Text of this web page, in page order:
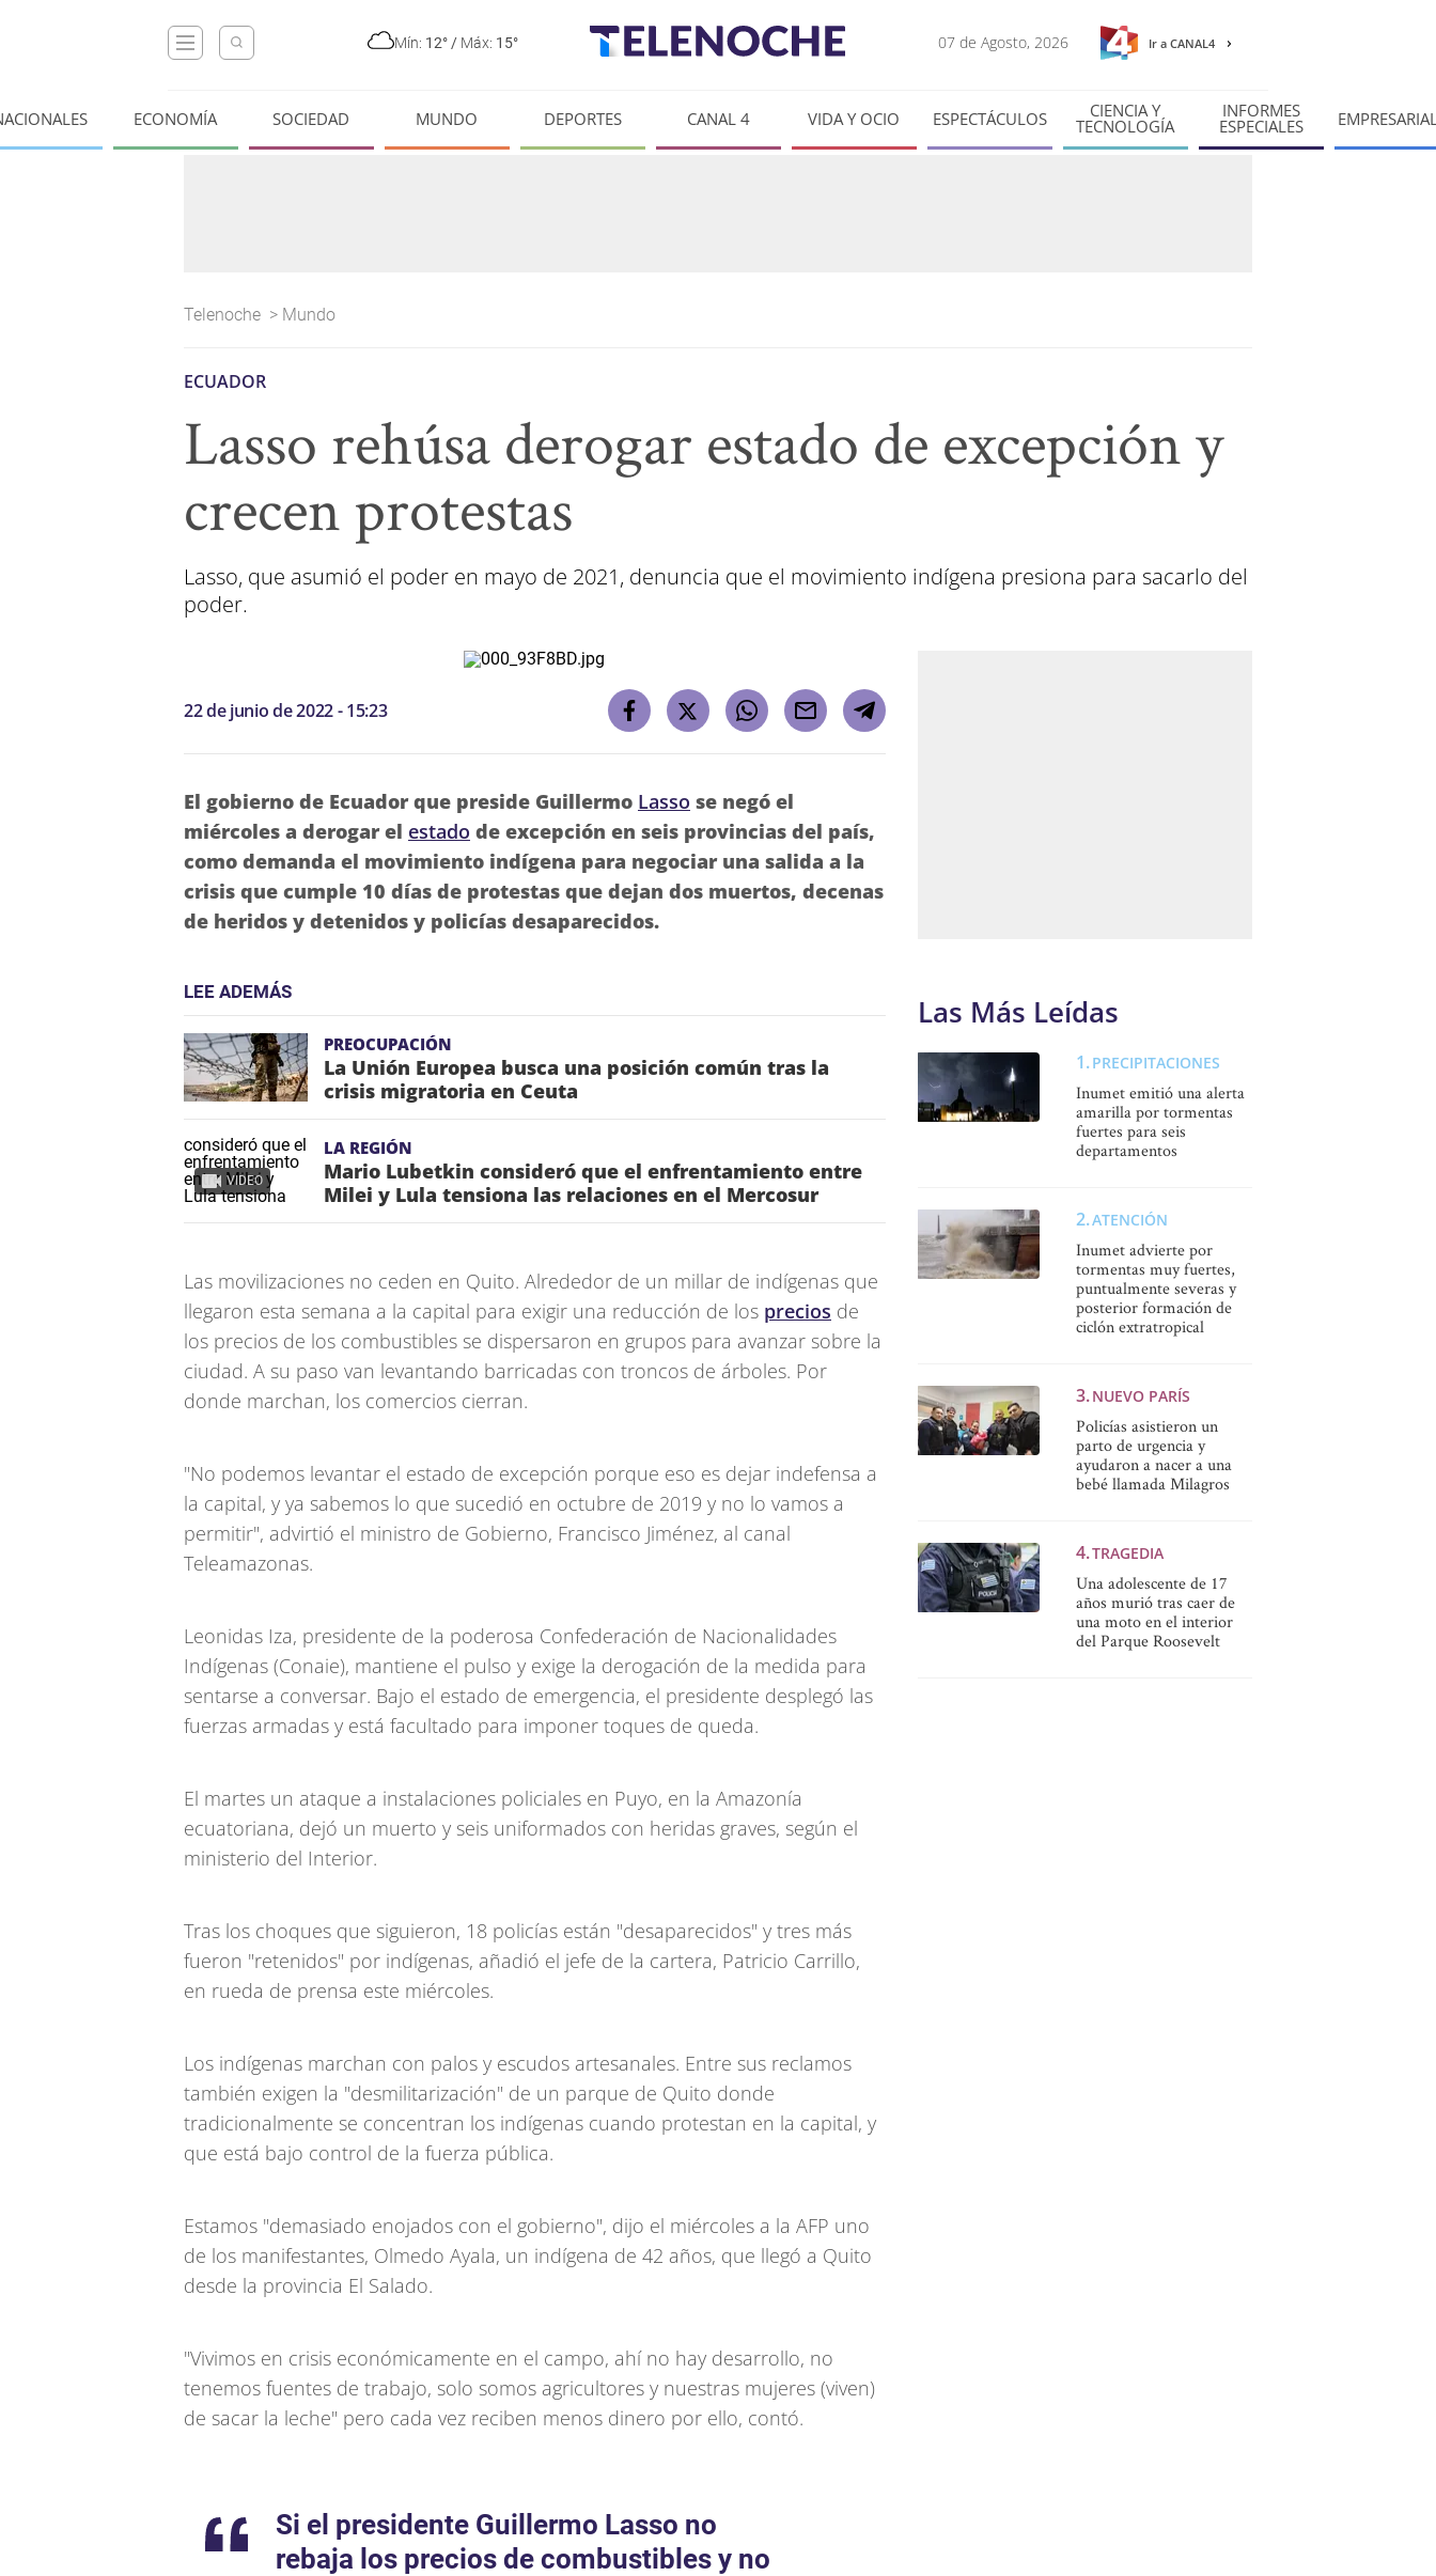
Mín: 12° / Máx: 15° 07 de Agosto, 2026 Ir a CANAL4
ECONOMÍA SOCIEDAD MUNDO DEPORTES CANAL 4 VIDA Y OCIO ESPECTÁCULOS CIENCIA Y
TECNOLOGÍA
INFORMES
ESPECIALES
Telenoche > Mundo
ECUADOR
Lasso rehúsa derogar estado de excepción y
crecen protestas
Lasso, que asumió el poder en mayo de 2021, denuncia que el movimiento indígena presiona para sacarlo del
poder.
22 de junio de 2022 - 15:23
El gobierno de Ecuador que preside Guillermo Lasso se negó el
miércoles a derogar el estado de excepción en seis provincias del país,
como demanda el movimiento indígena para negociar una salida a la
crisis que cumple 10 días de protestas que dejan dos muertos, decenas
de heridos y detenidos y policías desaparecidos.
LEE ADEMÁS
PREOCUPACIÓN
La Unión Europea busca una posición común tras la
crisis migratoria en Ceuta
VIDEO
LA REGIÓN
Mario Lubetkin consideró que el enfrentamiento entre
Milei y Lula tensiona las relaciones en el Mercosur
Las movilizaciones no ceden en Quito. Alrededor de un millar de indígenas que
llegaron esta semana a la capital para exigir una reducción de los precios de
los precios de los combustibles se dispersaron en grupos para avanzar sobre la
ciudad. A su paso van levantando barricadas con troncos de árboles. Por
donde marchan, los comercios cierran.
"No podemos levantar el estado de excepción porque eso es dejar indefensa a
la capital, y ya sabemos lo que sucedió en octubre de 2019 y no lo vamos a
permitir", advirtió el ministro de Gobierno, Francisco Jiménez, al canal
Teleamazonas.
Leonidas Iza, presidente de la poderosa Confederación de Nacionalidades
Indígenas (Conaie), mantiene el pulso y exige la derogación de la medida para
sentarse a conversar. Bajo el estado de emergencia, el presidente desplegó las
fuerzas armadas y está facultado para imponer toques de queda.
El martes un ataque a instalaciones policiales en Puyo, en la Amazonía
ecuatoriana, dejó un muerto y seis uniformados con heridas graves, según el
ministerio del Interior.
Tras los choques que siguieron, 18 policías están "desaparecidos" y tres más
fueron "retenidos" por indígenas, añadió el jefe de la cartera, Patricio Carrillo,
en rueda de prensa este miércoles.
Los indígenas marchan con palos y escudos artesanales. Entre sus reclamos
también exigen la "desmilitarización" de un parque de Quito donde
tradicionalmente se concentran los indígenas cuando protestan en la capital, y
que está bajo control de la fuerza pública.
Estamos "demasiado enojados con el gobierno", dijo el miércoles a la AFP uno
de los manifestantes, Olmedo Ayala, un indígena de 42 años, que llegó a Quito
desde la provincia El Salado.
"Vivimos en crisis económicamente en el campo, ahí no hay desarrollo, no
tenemos fuentes de trabajo, solo somos agricultores y nuestras mujeres (viven)
de sacar la leche" pero cada vez reciben menos dinero por ello, contó.
Si el presidente Guillermo Lasso no
rebaja los precios de combustibles y no
Las Más Leídas
PRECIPITACIONES
Inumet emitió una alerta
amarilla por tormentas
fuertes para seis
departamentos
ATENCIÓN
Inumet advierte por
tormentas muy fuertes,
puntualmente severas y
posterior formación de
ciclón extratropical
NUEVO PARÍS
Policías asistieron un
parto de urgencia y
ayudaron a nacer a una
bebé llamada Milagros
TRAGEDIA
Una adolescente de 17
años murió tras caer de
una moto en el interior
del Parque Roosevelt